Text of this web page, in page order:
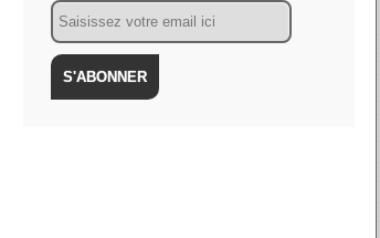
Email